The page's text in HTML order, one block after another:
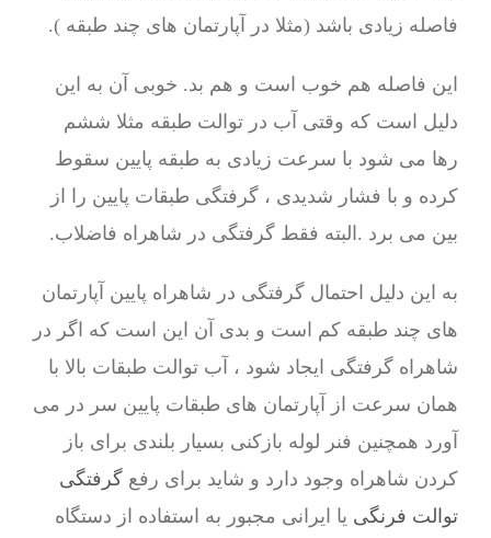
فاصله زیادی باشد (مثلا در آپارتمان های چند طبقه ).
این فاصله هم خوب است و هم بد. خوبی آن به این
دلیل است که وقتی آب در توالت طبقه مثلا ششم
رها می شود با سرعت زیادی به طبقه پایین سقوط
کرده و با فشار شدیدی ، گرفتگی طبقات پایین را از
بین می برد .البته فقط گرفتگی در شاهراه فاضلاب.
به این دلیل احتمال گرفتگی در شاهراه پایین آپارتمان
های چند طبقه کم است و بدی آن این است که اگر در
شاهراه گرفتگی ایجاد شود ، آب توالت طبقات بالا با
همان سرعت از آپارتمان های طبقات پایین سر در می
آورد همچنین فنر لوله بازکنی بسیار بلندی برای باز
کردن شاهراه وجود دارد و شاید برای رفع گرفتگی
توالت فرنگی یا ایرانی مجبور به استفاده از دستگاه